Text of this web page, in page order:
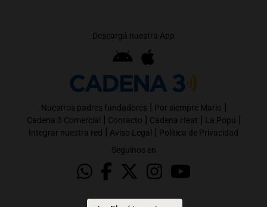
Descargá nuestra App
Nuestros padres fundadores | Por siempre Mario |
Cadena 3 Comercial | Contacto | Cadena Heat | La Popu |
Integrar nuestra red | Aviso Legal | Política de Privacidad
Seguinos en